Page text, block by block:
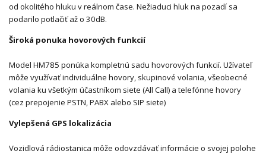
od okolitého hluku v reálnom čase. Nežiaduci hluk na pozadí sa
podarilo potlačiť až o 30dB.
Široká ponuka hovorových funkcií
Model HM785 ponúka kompletnú sadu hovorových funkcií. Užívateľ
môže využívať individuálne hovory, skupinové volania, všeobecné
volania ku všetkým účastníkom siete (All Call) a telefónne hovory
(cez prepojenie PSTN, PABX alebo SIP siete)
Vylepšená GPS lokalizácia
Vozidlová rádiostanica môže odovzdávať informácie o svojej polohe